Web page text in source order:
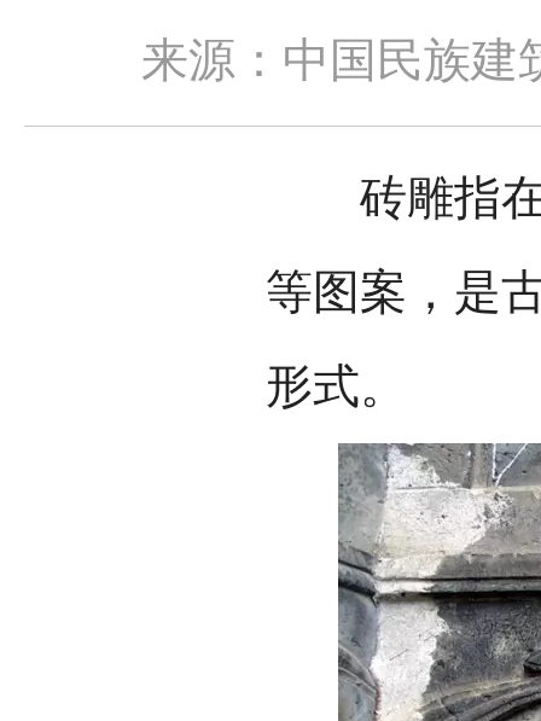
来源：中国民族建
砖雕指在
等图案，是
形式。